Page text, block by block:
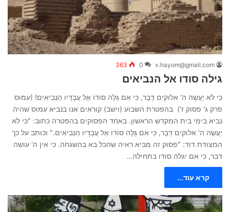
v.hayom@gmail.com
0
363
גילה סודו אל הנביאים
כִּי לֹא יַעֲשֶׂה ה' אלוקים דָּבָר, כִּי אִם גָּלָה סוֹדוֹ אֶל עֲבָדָיו הַנְּבִיאִים! (עמוס
פרק ג' פסוק ז') בהפטרת השבוע (וישב) קוראים אנו בנביא עמוס שהיה
נביא בימי בית המקדש הראשון. באחד הפסוקים בהפטרה כתוב: "כִּי לֹא
יַעֲשֶׂה ה' אלוקים דָּבָר, כִּי אִם גָּלָה סוֹדוֹ אֶל עֲבָדָיו הַנְּבִיאִים." וכותב על כך
המצודת דוד: "פסוק זה מביא ראיה שהכל בא בהשגחה. כי אין ה' עושה
דבר, כי אם יגלה סודו בתחילה…
קרא עוד...